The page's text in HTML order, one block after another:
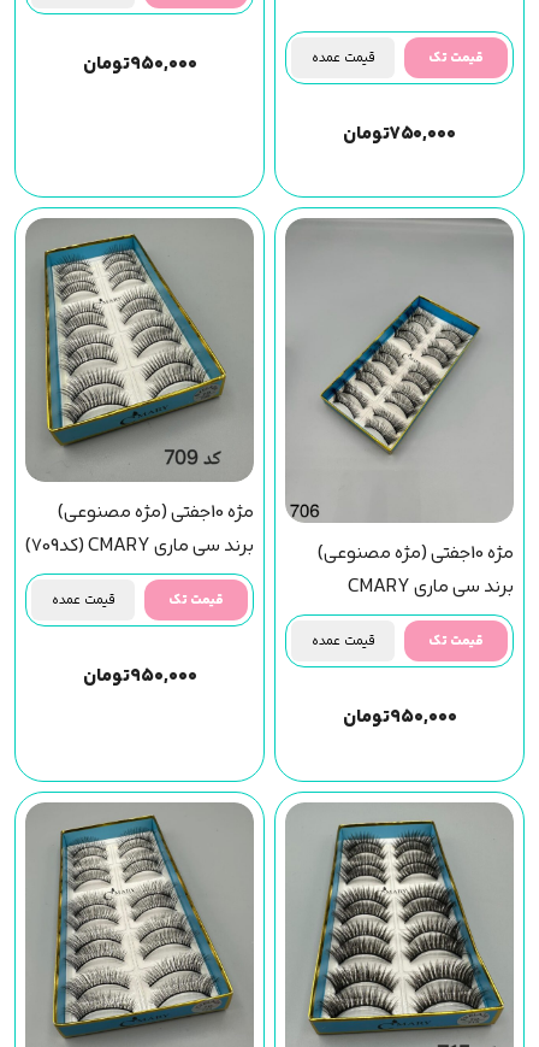
قیمت تک قیمت عمده
۷۵۰,۰۰۰تومان
۹۵۰,۰۰۰تومان
مژه 10جفتی (مژه مصنوعی)
برند سی ماری CMARY
(کد706)
قیمت تک قیمت عمده
۹۵۰,۰۰۰تومان
مژه 10جفتی (مژه مصنوعی)
برند سی ماری CMARY (کد709)
قیمت تک قیمت عمده
۹۵۰,۰۰۰تومان